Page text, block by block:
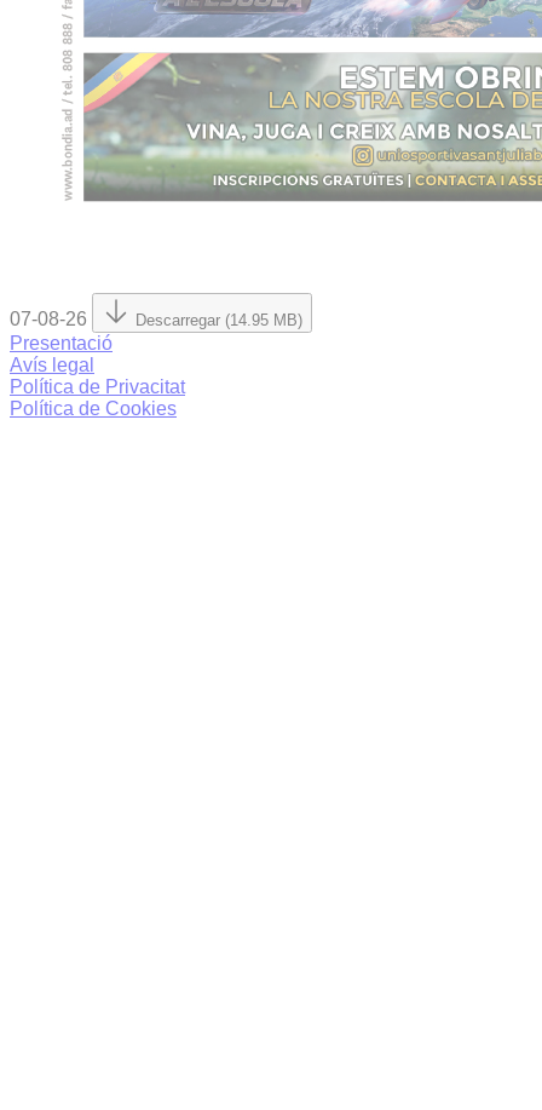
07-08-26 Descarregar (14.95 MB)
Presentació
Avís legal
Política de Privacitat
Política de Cookies